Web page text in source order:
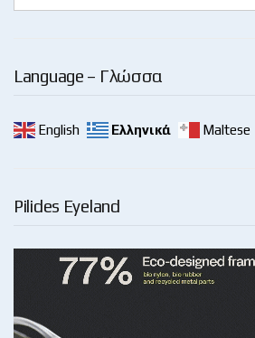
Language – Γλώσσα
English Ελληνικά Maltese
Pilides Eyeland